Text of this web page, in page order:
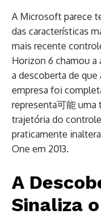
A Microsoft parece
das características
mais recente
Horizon 6 chamou a
a descoberta de que
empresa foi
representa可能 uma
trajetória do
praticamente
One em 2013.
A
Sinaliza